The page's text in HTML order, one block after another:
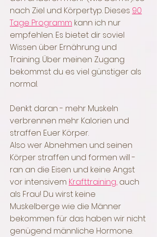
nach Ziel und Körpertyp. Dieses 90
Tage Programm kann ich nur
empfehlen. Es bietet dir soviel
Wissen über Ernährung und
Training. Über meinen Zugang
bekommst du es viel günstiger als
normal.
Denkt daran - mehr Muskeln
verbrennen mehr Kalorien und
straffen Euer Körper.
Also wer Abnehmen und seinen
Körper straffen und formen will -
ran an die Eisen und keine Angst
vor intensivem Krafttraining, auch
als Frau! Du wirst keine
Muskelberge wie die Männer
bekommen für das haben wir nicht
genügend männliche Hormone.